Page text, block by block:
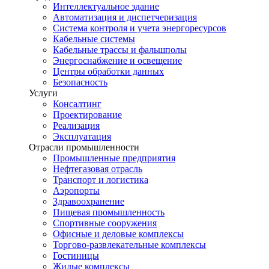
Интеллектуальное здание
Автоматизация и диспетчеризация
Система контроля и учета энергоресурсов
Кабельные системы
Кабельные трассы и фальшполы
Энергоснабжение и освещение
Центры обработки данных
Безопасность
Услуги
Консалтинг
Проектирование
Реализация
Эксплуатация
Отрасли промышленности
Промышленные предприятия
Нефтегазовая отрасль
Транспорт и логистика
Аэропорты
Здравоохранение
Пищевая промышленность
Спортивные сооружения
Офисные и деловые комплексы
Торгово-развлекательные комплексы
Гостиницы
Жилые комплексы